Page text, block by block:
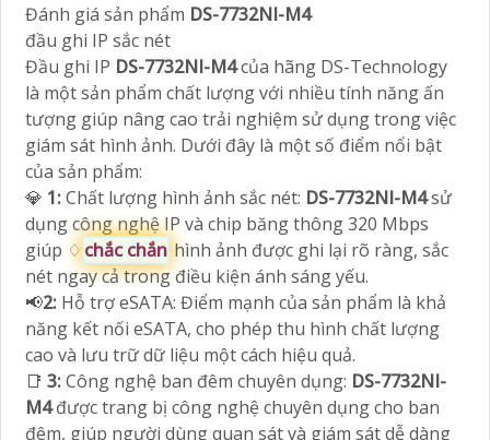
Đánh giá sản phẩm DS-7732NI-M4
đầu ghi IP sắc nét
Đầu ghi IP DS-7732NI-M4của hãng DS-Technology
là một sản phẩm chất lượng với nhiều tính năng ấn
tượng giúp nâng cao trải nghiệm sử dụng trong việc
giám sát hình ảnh. Dưới đây là một số điểm nổi bật
của sản phẩm:
💎 1:Chất lượng hình ảnh sắc nét: DS-7732NI-M4sử
dụng công nghệ IP và chip băng thông 320 Mbps
giúp ♢ chắc chắn hình ảnh được ghi lại rõ ràng, sắc
nét ngay cả trong điều kiện ánh sáng yếu.
📢2: Hỗ trợ eSATA: Điểm mạnh của sản phẩm là khả
năng kết nối eSATA, cho phép thu hình chất lượng
cao và lưu trữ dữ liệu một cách hiệu quả.
📑 3:Công nghệ ban đêm chuyên dụng: DS-7732NI-
M4được trang bị công nghệ chuyên dụng cho ban
đêm, giúp người dùng quan sát và giám sát dễ dàng